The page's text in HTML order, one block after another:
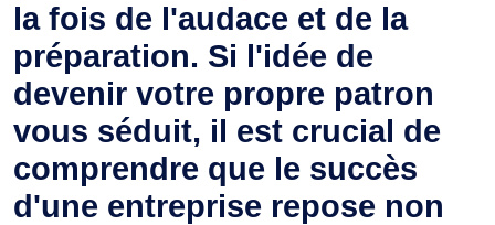
la fois de l'audace et de la
préparation. Si l'idée de
devenir votre propre patron
vous séduit, il est crucial de
comprendre que le succès
d'une entreprise repose non